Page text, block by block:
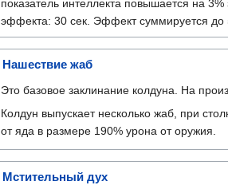
показатель интеллекта повышается на
эффекта: 30 сек. Эффект суммируется до
Нашествие жаб
Это базовое заклинание колдуна. На
Колдун выпускает несколько жаб, при
от яда в размере 190% урона от оружия.
Мстительный дух